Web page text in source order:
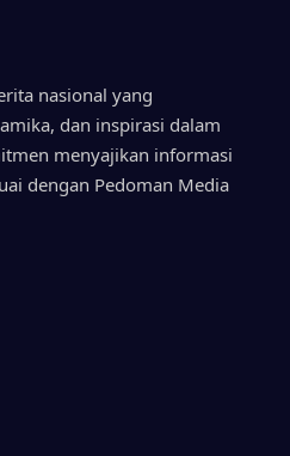
nasional yang
dan inspirasi dalam
menyajikan informasi
dengan Pedoman Media